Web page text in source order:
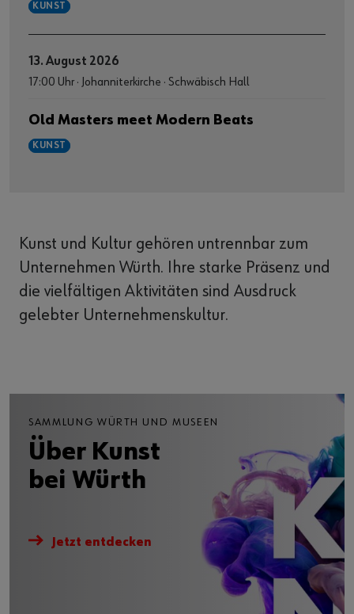
KUNST
13. August 2026
17:00 Uhr · Johanniterkirche · Schwäbisch Hall
Old Masters meet Modern Beats
KUNST
Kunst und Kultur gehören untrennbar zum
Unternehmen Würth. Ihre starke Präsenz und
die vielfältigen Aktivitäten sind Ausdruck
gelebter Unternehmenskultur.
SAMMLUNG WÜRTH UND MUSEEN
Über Kunst
bei Würth
Jetzt entdecken